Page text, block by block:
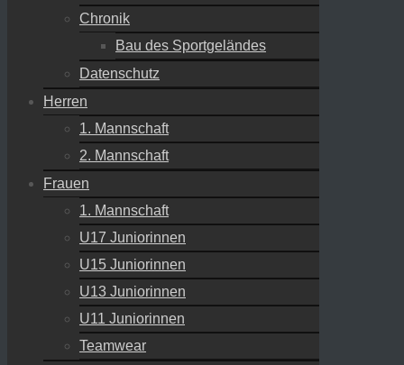
Chronik
Bau des Sportgeländes
Datenschutz
Herren
1. Mannschaft
2. Mannschaft
Frauen
1. Mannschaft
U17 Juniorinnen
U15 Juniorinnen
U13 Juniorinnen
U11 Juniorinnen
Teamwear